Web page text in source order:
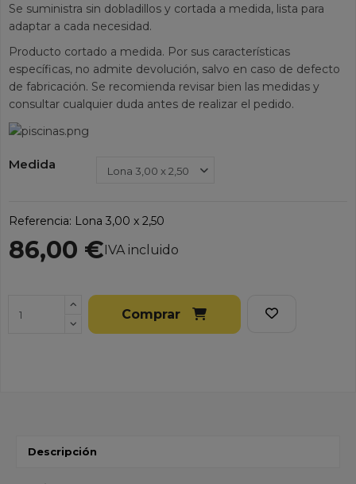
Se suministra sin dobladillos y cortada a medida, lista para
adaptar a cada necesidad.
Producto cortado a medida. Por sus características
específicas, no admite devolución, salvo en caso de defecto
de fabricación. Se recomienda revisar bien las medidas y
consultar cualquier duda antes de realizar el pedido.
Medida
Referencia: Lona 3,00 x 2,50
86,00 € IVA incluido
Comprar
Descripción